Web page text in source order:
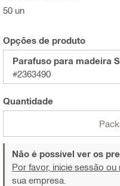
50 un
Opções de produto
Parafuso para madeira
#2363490
Quantidade
Não é possível ver os
Por favor, inicie sessão
sua empresa.